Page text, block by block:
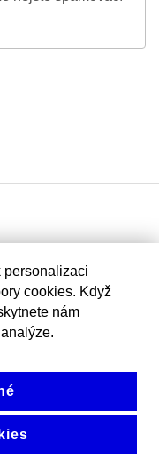
personalizaci
cookies. Když
nám